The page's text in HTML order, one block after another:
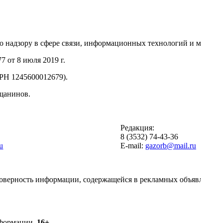
надзору в сфере связи, информационных технологий и
от 8 июля 2019 г.
1245600012679).
Редакция:
8 (3532) 74-43-36
E-mail: gazorb@mail.ru
информации, содержащейся в рекламных